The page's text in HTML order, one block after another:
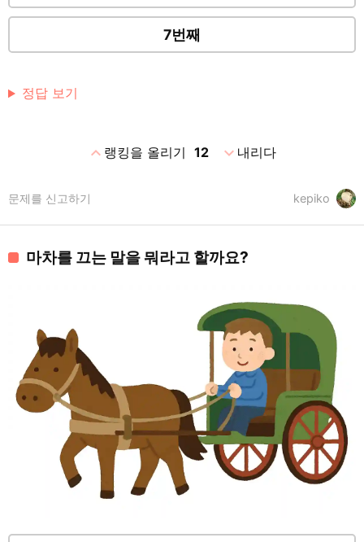
7번째
정답 보기
expand_less랭킹을 올리기 12 expand_more내리다
kepiko
문제를 신고하기
마차를 끄는 말을 뭐라고 할까요?